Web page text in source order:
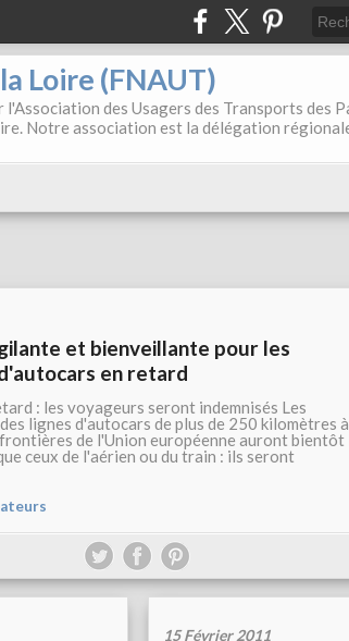
Loire (FNAUT)
des Usagers des Transports des
Notre association est la délégation
et bienveillante pour les
en retard
: les voyageurs seront indemnisés Les
lignes d'autocars de plus de 250 kilomètres à
de l'Union européenne auront bientôt
ceux de l'aérien ou du train : ils seront
15 Février 2011